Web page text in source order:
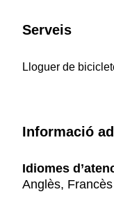
Serveis
Lloguer de
Informació
Idiomes
Anglès, Francès